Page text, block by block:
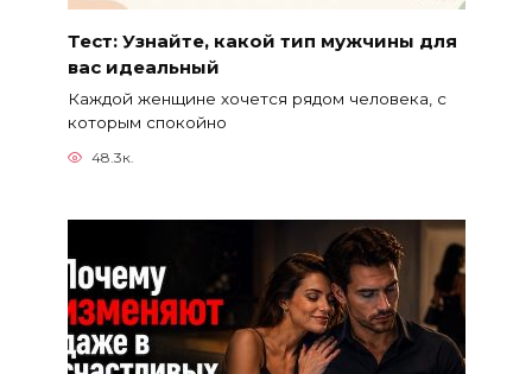
Тест: Узнайте, какой тип мужчины для
вас идеальный
Каждой женщине хочется рядом человека, с
которым спокойно
48.3к.